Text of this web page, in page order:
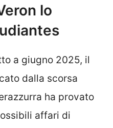
lo
a giugno 2025, il
dalla scorsa
ha provato
affari di